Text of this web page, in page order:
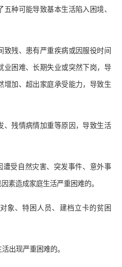
五种可能导致基本生活陷入困境、
致残、患有严重疾病或因服役时间
业困难、长期失业或突然下岗，导
增加、超出家庭承受能力，导致生
、残情病情加重等原因，导致生活
遭受自然灾害、突发事件、意外事
素造成家庭生活严重困难的。
象、特困人员、建档立卡的贫困
出现严重困难的。